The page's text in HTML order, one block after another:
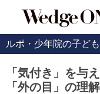
ルポ・少年院の子ど
「気付き」を与
「外の目」の理